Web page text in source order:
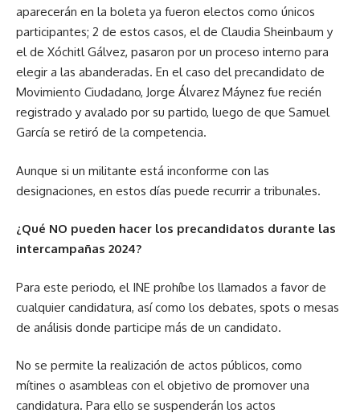
aparecerán en la boleta ya fueron electos como únicos
participantes; 2 de estos casos, el de Claudia Sheinbaum y
el de Xóchitl Gálvez, pasaron por un proceso interno para
elegir a las abanderadas. En el caso del precandidato de
Movimiento Ciudadano, Jorge Álvarez Máynez fue recién
registrado y avalado por su partido, luego de que Samuel
García se retiró de la competencia.
Aunque si un militante está inconforme con las
designaciones, en estos días puede recurrir a tribunales.
¿Qué NO pueden hacer los precandidatos durante las
intercampañas 2024?
Para este periodo, el INE prohíbe los llamados a favor de
cualquier candidatura, así como los debates, spots o mesas
de análisis donde participe más de un candidato.
No se permite la realización de actos públicos, como
mítines o asambleas con el objetivo de promover una
candidatura. Para ello se suspenderán los actos